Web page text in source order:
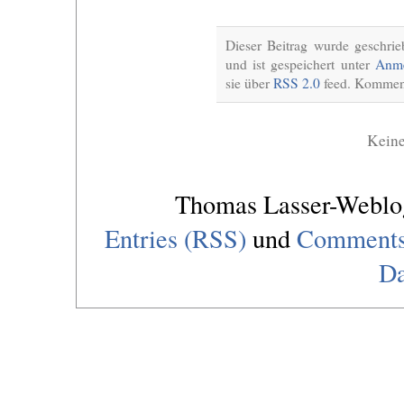
Dieser Beitrag wurde
und ist gespeichert unter
sie über RSS 2.0 feed.
Thomas Lasser-
Entries (RSS) und